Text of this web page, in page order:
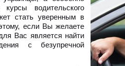
водительского
стать уверенным в
если Вы желаете
Вас является найти
с безупречной